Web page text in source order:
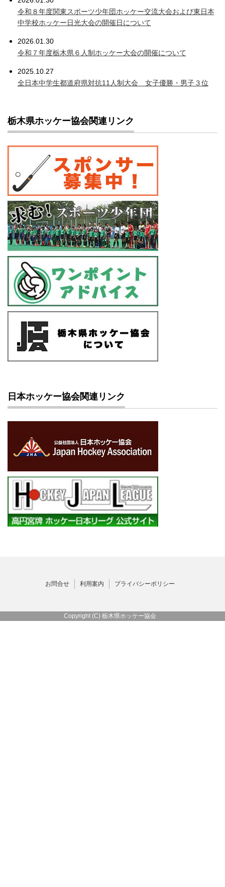
令和８年度関東スポーツ少年団ホッケー交流大会および東日本
中学校ホッケー日光大会の開催日について
2026.01.30
令和７年度栃木県６人制ホッケー大会の開催について
2025.10.27
全日本中学生都道府県対抗11人制大会 女子優勝・男子３位
栃木県ホッケー協会関連リンク
日本ホッケー協会関連リンク
お問合せ 利用案内 プライバシーポリシー
Copyright (C) 栃木県ホッケー協会